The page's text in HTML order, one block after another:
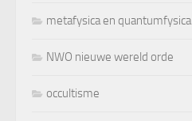
metafysica en quantumfysica
NWO nieuwe wereld orde
occultisme